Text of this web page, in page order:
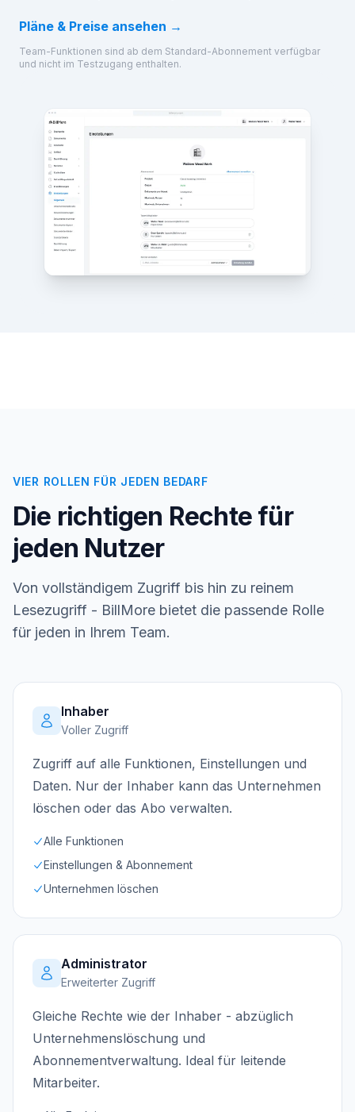
Pläne & Preise ansehen →
Team-Funktionen sind ab dem Standard-Abonnement verfügbar
und nicht im Testzugang enthalten.
VIER ROLLEN FÜR JEDEN BEDARF
Die richtigen Rechte für
jeden Nutzer
Von vollständigem Zugriff bis hin zu reinem
Lesezugriff - BillMore bietet die passende Rolle
für jeden in Ihrem Team.
Inhaber
Voller Zugriff
Zugriff auf alle Funktionen, Einstellungen und
Daten. Nur der Inhaber kann das Unternehmen
löschen oder das Abo verwalten.
Alle Funktionen
Einstellungen & Abonnement
Unternehmen löschen
Administrator
Erweiterter Zugriff
Gleiche Rechte wie der Inhaber - abzüglich
Unternehmenslöschung und
Abonnementverwaltung. Ideal für leitende
Mitarbeiter.